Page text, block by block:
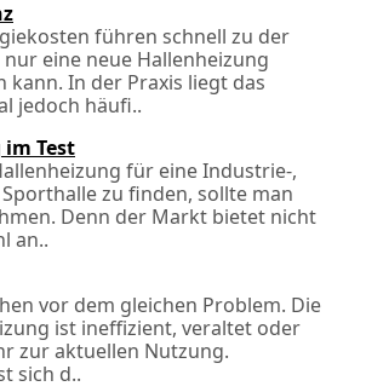
führen schnell zu der
eine neue Hallenheizung
kann. In der Praxis liegt das
jedoch häufi..
Test
für eine Industrie-,
zu finden, sollte man
Denn der Markt bietet nicht
an..
vor dem gleichen Problem. Die
ist ineffizient, veraltet oder
zur aktuellen Nutzung.
sich d..